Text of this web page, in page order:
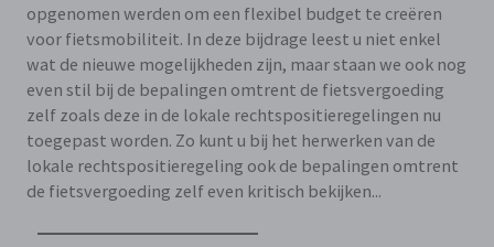
opgenomen werden om een flexibel budget te creëren
voor fietsmobiliteit. In deze bijdrage leest u niet enkel
wat de nieuwe mogelijkheden zijn, maar staan we ook nog
even stil bij de bepalingen omtrent de fietsvergoeding
zelf zoals deze in de lokale rechtspositieregelingen nu
toegepast worden. Zo kunt u bij het herwerken van de
lokale rechtspositieregeling ook de bepalingen omtrent
de fietsvergoeding zelf even kritisch bekijken...